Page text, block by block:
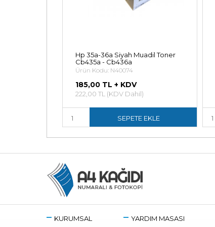
Hp 35a-36a Siyah Muadil Toner
Cb435a - Cb436a
Ürün Kodu: N40074
185,00 TL + KDV
222,00 TL (KDV Dahil)
SEPETE EKLE
KURUMSAL YARDIM MASASI